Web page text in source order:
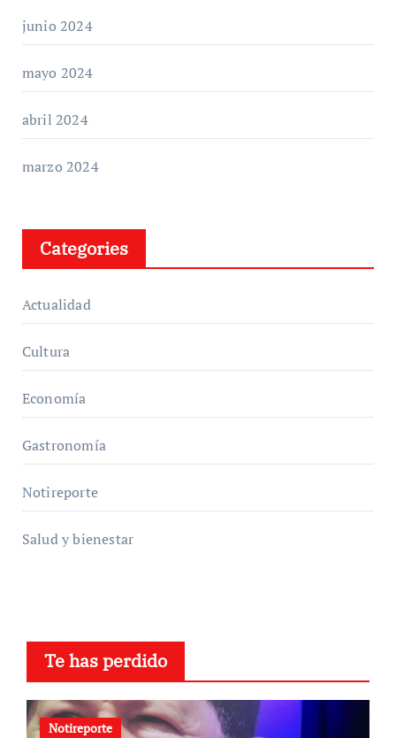
junio 2024
mayo 2024
abril 2024
marzo 2024
Categories
Actualidad
Cultura
Economía
Gastronomía
Notireporte
Salud y bienestar
Te has perdido
Notireporte